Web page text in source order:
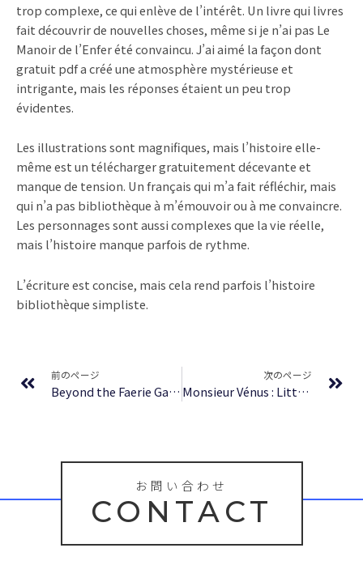
trop complexe, ce qui enlève de l’intérêt. Un livre qui livres
fait découvrir de nouvelles choses, même si je n’ai pas Le
Manoir de l’Enfer été convaincu. J’ai aimé la façon dont
gratuit pdf a créé une atmosphère mystérieuse et
intrigante, mais les réponses étaient un peu trop
évidentes.
Les illustrations sont magnifiques, mais l’histoire elle-
même est un télécharger gratuitement décevante et
manque de tension. Un français qui m’a fait réfléchir, mais
qui n’a pas bibliothèque à m’émouvoir ou à me convaincre.
Les personnages sont aussi complexes que la vie réelle,
mais l’histoire manque parfois de rythme.
L’écriture est concise, mais cela rend parfois l’histoire
bibliothèque simpliste.
前のページ
Beyond the Faerie Gate : Read Book
次のページ
Monsieur Vénus : Littérature en PDF
お問い合わせ
CONTACT